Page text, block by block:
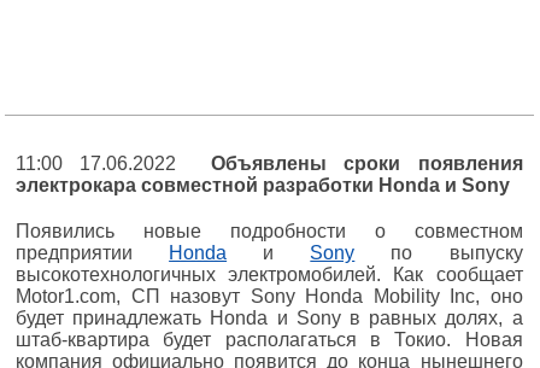
11:00 17.06.2022 Объявлены сроки появления
электрокара совместной разработки Honda и Sony
Появились новые подробности о совместном
предприятии
Honda и Sony по выпуску
высокотехнологичных электромобилей. Как сообщает
Motor1.com, СП назовут Sony Honda Mobility Inc, оно
будет принадлежать Honda и Sony в равных долях, а
штаб-квартира будет располагаться в Токио. Новая
компания официально появится до конца нынешнего